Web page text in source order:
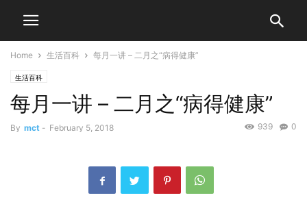
Home 生活百科 每月一讲 – 二月之“病得健康”
生活百科
每月一讲 – 二月之“病得健康”
By mct - February 5, 2018 0
939